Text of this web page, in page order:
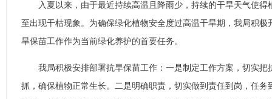
入夏以来，由于最近持续高温且降雨少，持续的干旱天气使得
至出现干枯现象。为确保绿化植物安全度过高温干旱期，我局积极
旱保苗工作作为当前绿化养护的首要任务。
我局积极安排部署抗旱保苗工作：一是制定工作方案，切实把
抓，确保植物正常生长。二是明确职责，切实做到责任到岗，任务